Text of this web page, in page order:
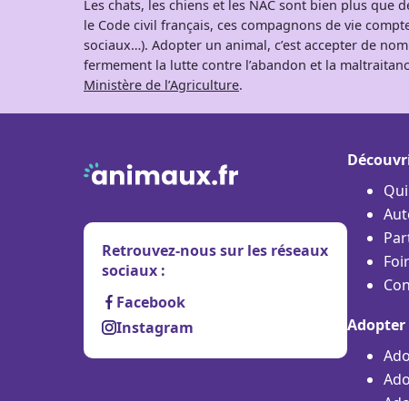
Les chats, les chiens et les NAC sont bien plus que
le Code civil français, ces compagnons de vie
sociaux…). Adopter un animal, c’est accepter de
fermement la lutte contre l’abandon et la
Ministère de l’Agriculture.
Retrouvez-nous sur les réseaux
sociaux :
Facebook
Instagram
Adopter